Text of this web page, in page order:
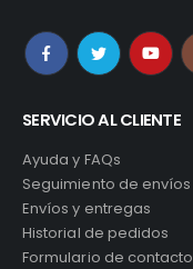
SERVICIO AL CLIENTE
Ayuda y FAQs
Seguimiento de envíos
Envíos y entregas
Historial de pedidos
Formulario de contacto